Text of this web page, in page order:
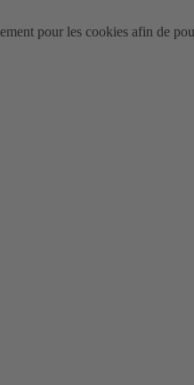
pour les cookies afin de